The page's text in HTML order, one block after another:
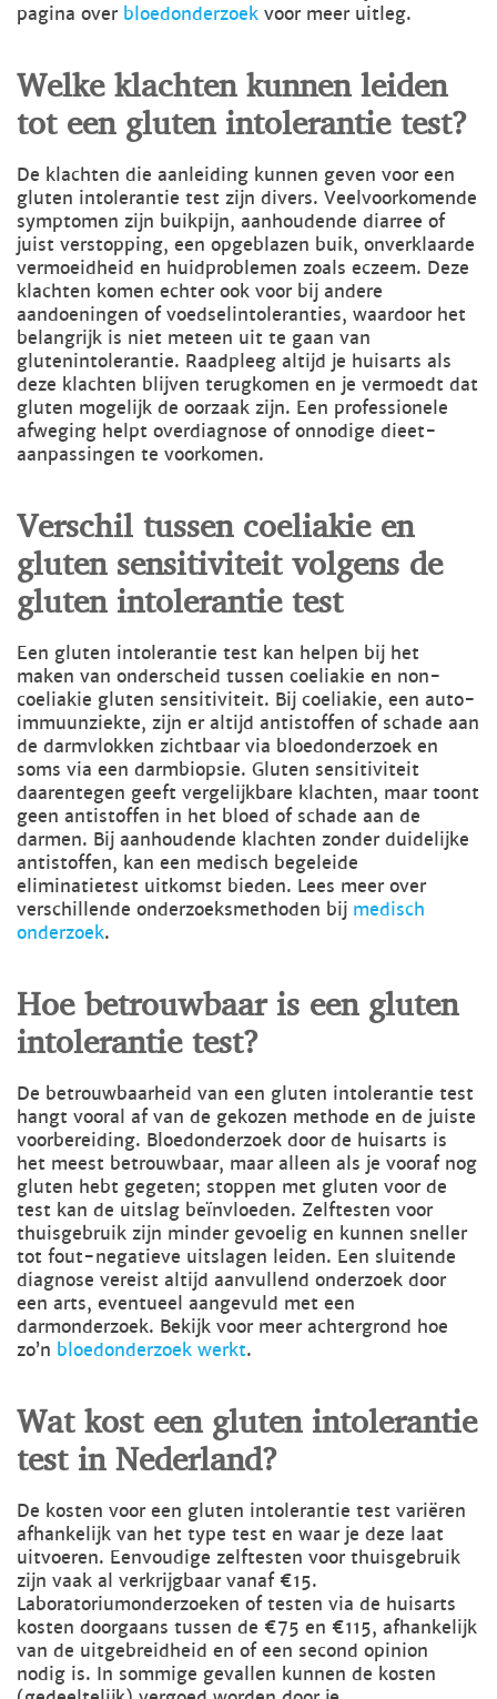
pagina over bloedonderzoek voor meer uitleg.
Welke klachten kunnen leiden
tot een gluten intolerantie test?
De klachten die aanleiding kunnen geven voor een
gluten intolerantie test zijn divers. Veelvoorkomende
symptomen zijn buikpijn, aanhoudende diarree of
juist verstopping, een opgeblazen buik, onverklaarde
vermoeidheid en huidproblemen zoals eczeem. Deze
klachten komen echter ook voor bij andere
aandoeningen of voedselintoleranties, waardoor het
belangrijk is niet meteen uit te gaan van
glutenintolerantie. Raadpleeg altijd je huisarts als
deze klachten blijven terugkomen en je vermoedt dat
gluten mogelijk de oorzaak zijn. Een professionele
afweging helpt overdiagnose of onnodige dieet-
aanpassingen te voorkomen.
Verschil tussen coeliakie en
gluten sensitiviteit volgens de
gluten intolerantie test
Een gluten intolerantie test kan helpen bij het
maken van onderscheid tussen coeliakie en non-
coeliakie gluten sensitiviteit. Bij coeliakie, een auto-
immuunziekte, zijn er altijd antistoffen of schade aan
de darmvlokken zichtbaar via bloedonderzoek en
soms via een darmbiopsie. Gluten sensitiviteit
daarentegen geeft vergelijkbare klachten, maar toont
geen antistoffen in het bloed of schade aan de
darmen. Bij aanhoudende klachten zonder duidelijke
antistoffen, kan een medisch begeleide
eliminatietest uitkomst bieden. Lees meer over
verschillende onderzoeksmethoden bij medisch
onderzoek.
Hoe betrouwbaar is een gluten
intolerantie test?
De betrouwbaarheid van een gluten intolerantie test
hangt vooral af van de gekozen methode en de juiste
voorbereiding. Bloedonderzoek door de huisarts is
het meest betrouwbaar, maar alleen als je vooraf nog
gluten hebt gegeten; stoppen met gluten voor de
test kan de uitslag beïnvloeden. Zelftesten voor
thuisgebruik zijn minder gevoelig en kunnen sneller
tot fout-negatieve uitslagen leiden. Een sluitende
diagnose vereist altijd aanvullend onderzoek door
een arts, eventueel aangevuld met een
darmonderzoek. Bekijk voor meer achtergrond hoe
zo’n bloedonderzoek werkt.
Wat kost een gluten intolerantie
test in Nederland?
De kosten voor een gluten intolerantie test variëren
afhankelijk van het type test en waar je deze laat
uitvoeren. Eenvoudige zelftesten voor thuisgebruik
zijn vaak al verkrijgbaar vanaf €15.
Laboratoriumonderzoeken of testen via de huisarts
kosten doorgaans tussen de €75 en €115, afhankelijk
van de uitgebreidheid en of een second opinion
nodig is. In sommige gevallen kunnen de kosten